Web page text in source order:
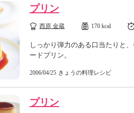
プリン
西原 金蔵 170 kcal
しっかり弾力のある口当たりと
ードプリン。
2006/04/25 きょうの料理レシピ
プリン